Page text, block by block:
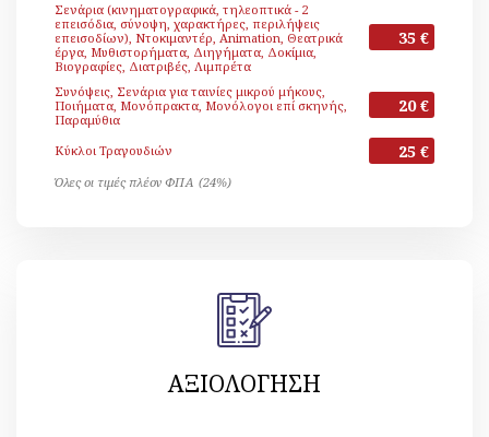
Σενάρια (κινηματογραφικά, τηλεοπτικά - 2
επεισόδια, σύνοψη, χαρακτήρες, περιλήψεις
επεισοδίων), Ντοκιμαντέρ, Animation, Θεατρικά
έργα, Μυθιστορήματα, Διηγήματα, Δοκίμια,
Βιογραφίες, Διατριβές, Λιμπρέτα
35 €
Συνόψεις, Σενάρια για ταινίες μικρού μήκους,
Ποιήματα, Μονόπρακτα, Μονόλογοι επί σκηνής,
Παραμύθια
20 €
Κύκλοι Τραγουδιών 25 €
Όλες οι τιμές πλέον ΦΠΑ (24%)
ΑΞΙΟΛΟΓΗΣΗ